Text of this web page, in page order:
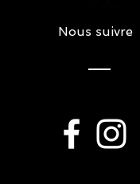
Nous suivre